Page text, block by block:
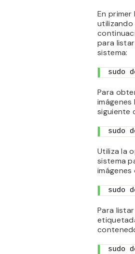
En primer
para
sistema:
sudo
Para
siguiente
sudo
Utiliza la
sistema
sudo
Para
sudo